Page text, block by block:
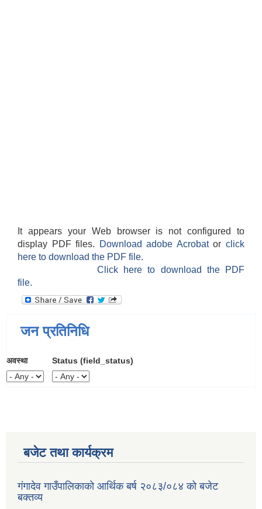
It appears your Web browser is not configured to
display PDF files.
Download adobe Acrobatorclick
here to download the PDF file.
Click here to download the PDF
file.
जन प्रतिनिधि
अवस्था Status (field_status)
बजेट तथा कार्यक्रम
गंगादेव गाउँपालिकाको आर्थिक बर्ष २०८३/०८४ को बजेट
बक्तव्य